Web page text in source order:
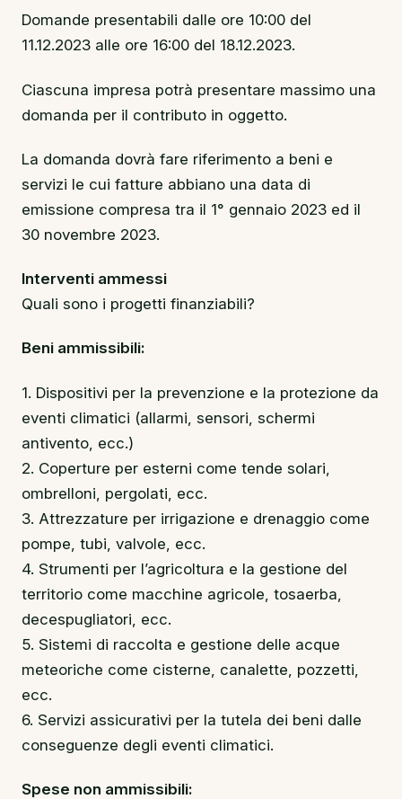
Domande presentabili dalle ore 10:00 del
11.12.2023 alle ore 16:00 del 18.12.2023.
Ciascuna impresa potrà presentare massimo una
domanda per il contributo in oggetto.
La domanda dovrà fare riferimento a beni e
servizi le cui fatture abbiano una data di
emissione compresa tra il 1° gennaio 2023 ed il
30 novembre 2023.
Interventi ammessi
Quali sono i progetti finanziabili?
Beni ammissibili:
1. Dispositivi per la prevenzione e la protezione da
eventi climatici (allarmi, sensori, schermi
antivento, ecc.)
2. Coperture per esterni come tende solari,
ombrelloni, pergolati, ecc.
3. Attrezzature per irrigazione e drenaggio come
pompe, tubi, valvole, ecc.
4. Strumenti per l’agricoltura e la gestione del
territorio come macchine agricole, tosaerba,
decespugliatori, ecc.
5. Sistemi di raccolta e gestione delle acque
meteoriche come cisterne, canalette, pozzetti,
ecc.
6. Servizi assicurativi per la tutela dei beni dalle
conseguenze degli eventi climatici.
Spese non ammissibili: